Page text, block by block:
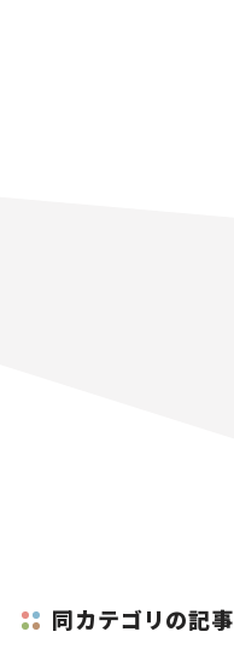
同カテゴリの記事